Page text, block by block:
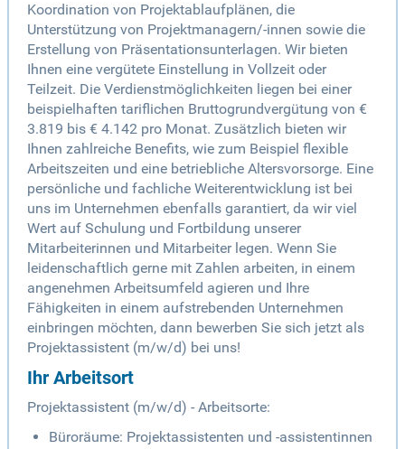
Koordination von Projektablaufplänen, die
Unterstützung von Projektmanagern/-innen sowie die
Erstellung von Präsentationsunterlagen. Wir bieten
Ihnen eine vergütete Einstellung in Vollzeit oder
Teilzeit. Die Verdienstmöglichkeiten liegen bei einer
beispielhaften tariflichen Bruttogrundvergütung von €
3.819 bis € 4.142 pro Monat. Zusätzlich bieten wir
Ihnen zahlreiche Benefits, wie zum Beispiel flexible
Arbeitszeiten und eine betriebliche Altersvorsorge. Eine
persönliche und fachliche Weiterentwicklung ist bei
uns im Unternehmen ebenfalls garantiert, da wir viel
Wert auf Schulung und Fortbildung unserer
Mitarbeiterinnen und Mitarbeiter legen. Wenn Sie
leidenschaftlich gerne mit Zahlen arbeiten, in einem
angenehmen Arbeitsumfeld agieren und Ihre
Fähigkeiten in einem aufstrebenden Unternehmen
einbringen möchten, dann bewerben Sie sich jetzt als
Projektassistent (m/w/d) bei uns!
Ihr Arbeitsort
Projektassistent (m/w/d) - Arbeitsorte:
Büroräume: Projektassistenten und -assistentinnen